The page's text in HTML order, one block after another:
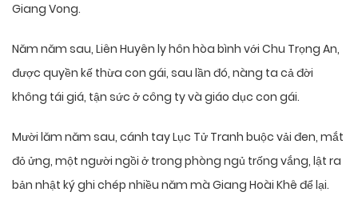
Giang Vong.
Năm năm sau, Liên Huyên ly hôn hòa bình với Chu Trọng An,
được quyền kế thừa con gái, sau lần đó, nàng ta cả đời
không tái giá, tận sức ở công ty và giáo dục con gái.
Mười lăm năm sau, cánh tay Lục Tử Tranh buộc vải đen, mắt
đỏ ửng, một người ngồi ở trong phòng ngủ trống vắng, lật ra
bản nhật ký ghi chép nhiều năm mà Giang Hoài Khê để lại.